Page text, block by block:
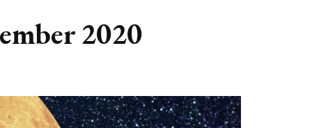
INTERVIEWS
2020